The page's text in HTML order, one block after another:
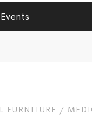
FURNITURE /